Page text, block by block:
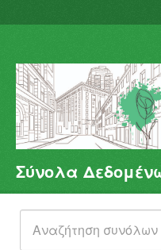
Σύνολα Δεδομένων
Φορείς
Ομάδες
Σύνολα